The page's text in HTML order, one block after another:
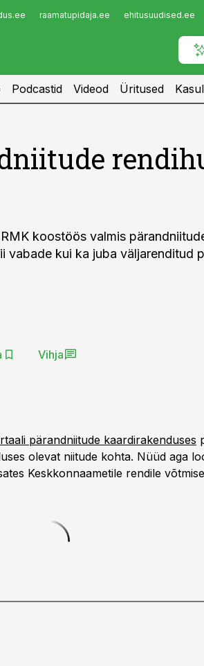
raamatupidaja.ee ehitusuudised.ee
Podcastid Videod Üritused
koostöös valmis
vabade kui ka juba väljarenditud
Vihja
pärandniitude kaardirakenduses
olevat niitude kohta. Nüüd aga
Keskkonnaametile rendile